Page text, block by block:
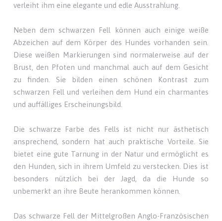
verleiht ihm eine elegante und edle Ausstrahlung.
Neben dem schwarzen Fell können auch einige weiße
Abzeichen auf dem Körper des Hundes vorhanden sein.
Diese weißen Markierungen sind normalerweise auf der
Brust, den Pfoten und manchmal auch auf dem Gesicht
zu finden. Sie bilden einen schönen Kontrast zum
schwarzen Fell und verleihen dem Hund ein charmantes
und auffälliges Erscheinungsbild.
Die schwarze Farbe des Fells ist nicht nur ästhetisch
ansprechend, sondern hat auch praktische Vorteile. Sie
bietet eine gute Tarnung in der Natur und ermöglicht es
den Hunden, sich in ihrem Umfeld zu verstecken. Dies ist
besonders nützlich bei der Jagd, da die Hunde so
unbemerkt an ihre Beute herankommen können.
Das schwarze Fell der Mittelgroßen Anglo-Französischen